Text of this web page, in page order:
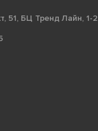
51, БЦ Тренд Лайн, 1-